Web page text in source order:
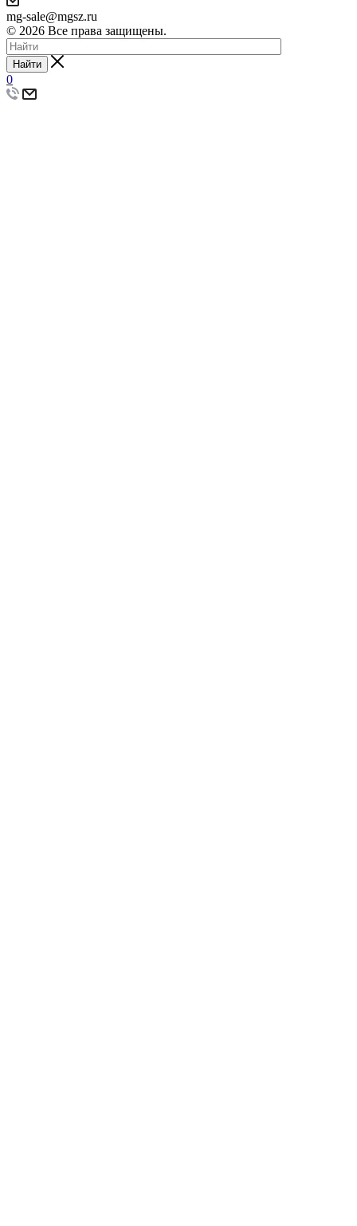
mg-sale@mgsz.ru
© 2026 Все права защищены.
Найти
0